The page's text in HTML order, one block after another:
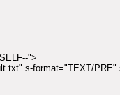
">
s-format="TEXT/